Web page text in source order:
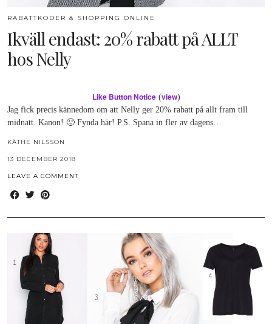
RABATTKODER & SHOPPING ONLINE
Ikväll endast: 20% rabatt på ALLT
hos Nelly
Like Button Notice(view)
Jag fick precis kännedom om att Nelly ger 20% rabatt på allt fram till
midnatt. Kanon! 🙂 Fynda här! P.S. Spana in fler av dagens…
KÄTHE NILSSON
13 DECEMBER 2018
LEAVE A COMMENT